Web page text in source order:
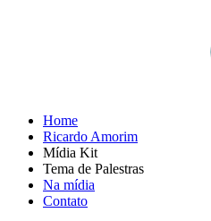
Home
Ricardo Amorim
Mídia Kit
Tema de Palestras
Na mídia
Contato